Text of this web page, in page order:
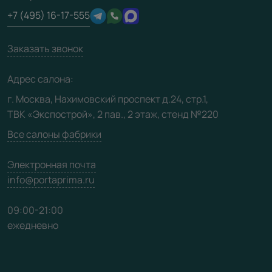
Техническая информация
Юридическая информация
Производство
Вакансии
Видео
Карта сайта
+7 (495) 16-17-555
Заказать звонок
Адрес салона:
г. Москва, Нахимовский проспект д.24, стр.1,
ТВК «Экспострой», 2 пав., 2 этаж, стенд №220
Все салоны фабрики
Электронная почта
info@portaprima.ru
09:00-21:00
ежедневно